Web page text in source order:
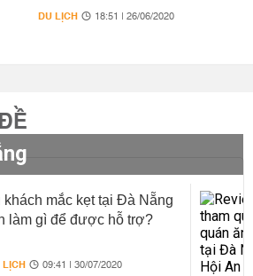
DU LỊCH 18:51 | 26/06/2020
khách mắc kẹt tại Đà Nẵng
làm gì để được hỗ trợ?
09:41 | 30/07/2020